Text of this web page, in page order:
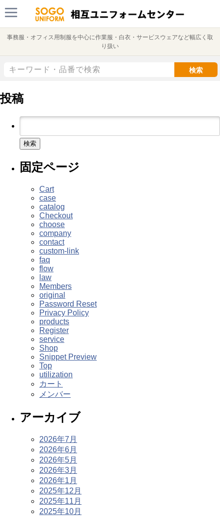
事務服・オフィス用制服を中心に作業服・白衣・サービスウェアなど幅広く取
り扱い
検索
投稿
検
固定ページ
Cart
case
catalog
Checkout
choose
company
contact
custom-link
faq
flow
law
Members
original
Password Reset
Privacy Policy
products
Register
service
Shop
Snippet Preview
Top
utilization
カート
メンバー
アーカイブ
2026年7月
2026年6月
2026年5月
2026年3月
2026年1月
2025年12月
2025年11月
2025年10月